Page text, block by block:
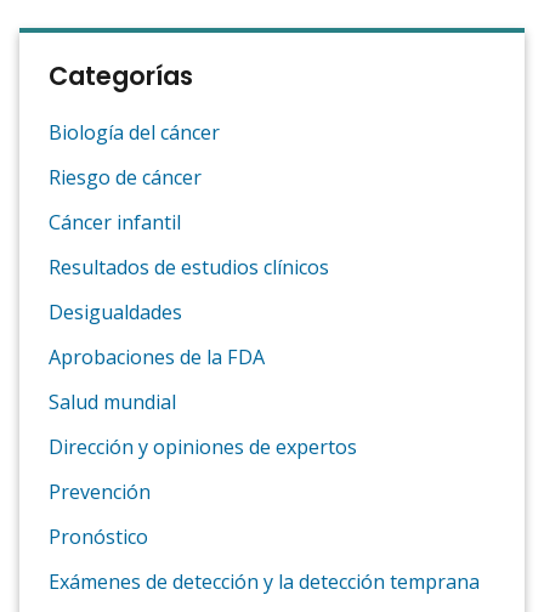
Categorías
Biología del cáncer
Riesgo de cáncer
Cáncer infantil
Resultados de estudios clínicos
Desigualdades
Aprobaciones de la FDA
Salud mundial
Dirección y opiniones de expertos
Prevención
Pronóstico
Exámenes de detección y la detección temprana